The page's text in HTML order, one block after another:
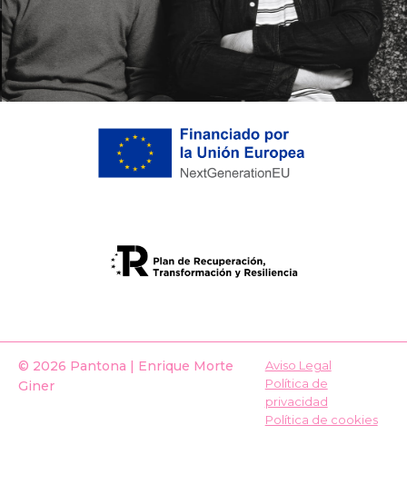
© 2026 Pantona | Enrique Morte
Giner
Aviso Legal
Política de
privacidad
Política de cookies